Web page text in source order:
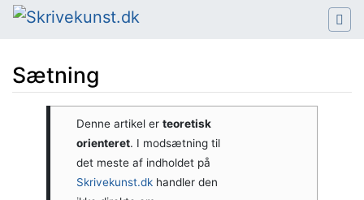
Sætning
Denne artikel er teoretisk
orienteret. I modsætning til
det meste af indholdet på
Skrivekunst.dk handler den